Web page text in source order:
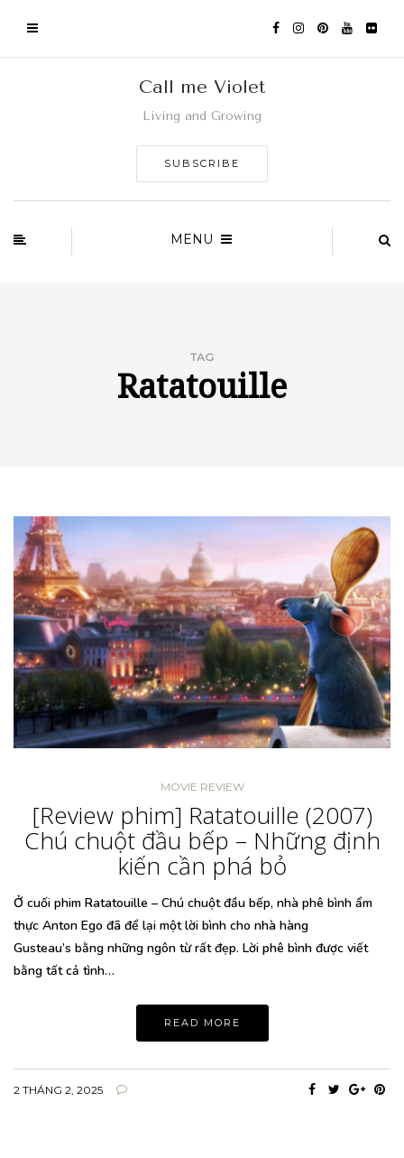
Call me Violet
Living and Growing
SUBSCRIBE
MENU
TAG
Ratatouille
MOVIE REVIEW
[Review phim] Ratatouille (2007)
Chú chuột đầu bếp – Những định
kiến cần phá bỏ
Ở cuối phim Ratatouille – Chú chuột đầu bếp, nhà phê bình ẩm
thực Anton Ego đã để lại một lời bình cho nhà hàng
Gusteau’s bằng những ngôn từ rất đẹp. Lời phê bình được viết
bằng tất cả tình…
READ MORE
2 THÁNG 2, 2025